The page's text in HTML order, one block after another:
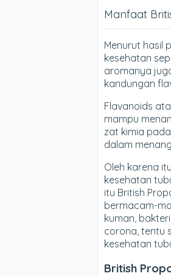
Manfaat
Menurut hasil
kesehatan
aromanya
kandungan
Flavanoids
mampu
zat kimia
dalam
Oleh karena
kesehatan
itu British
bermacam-
kuman,
corona, tentu
kesehatan
British